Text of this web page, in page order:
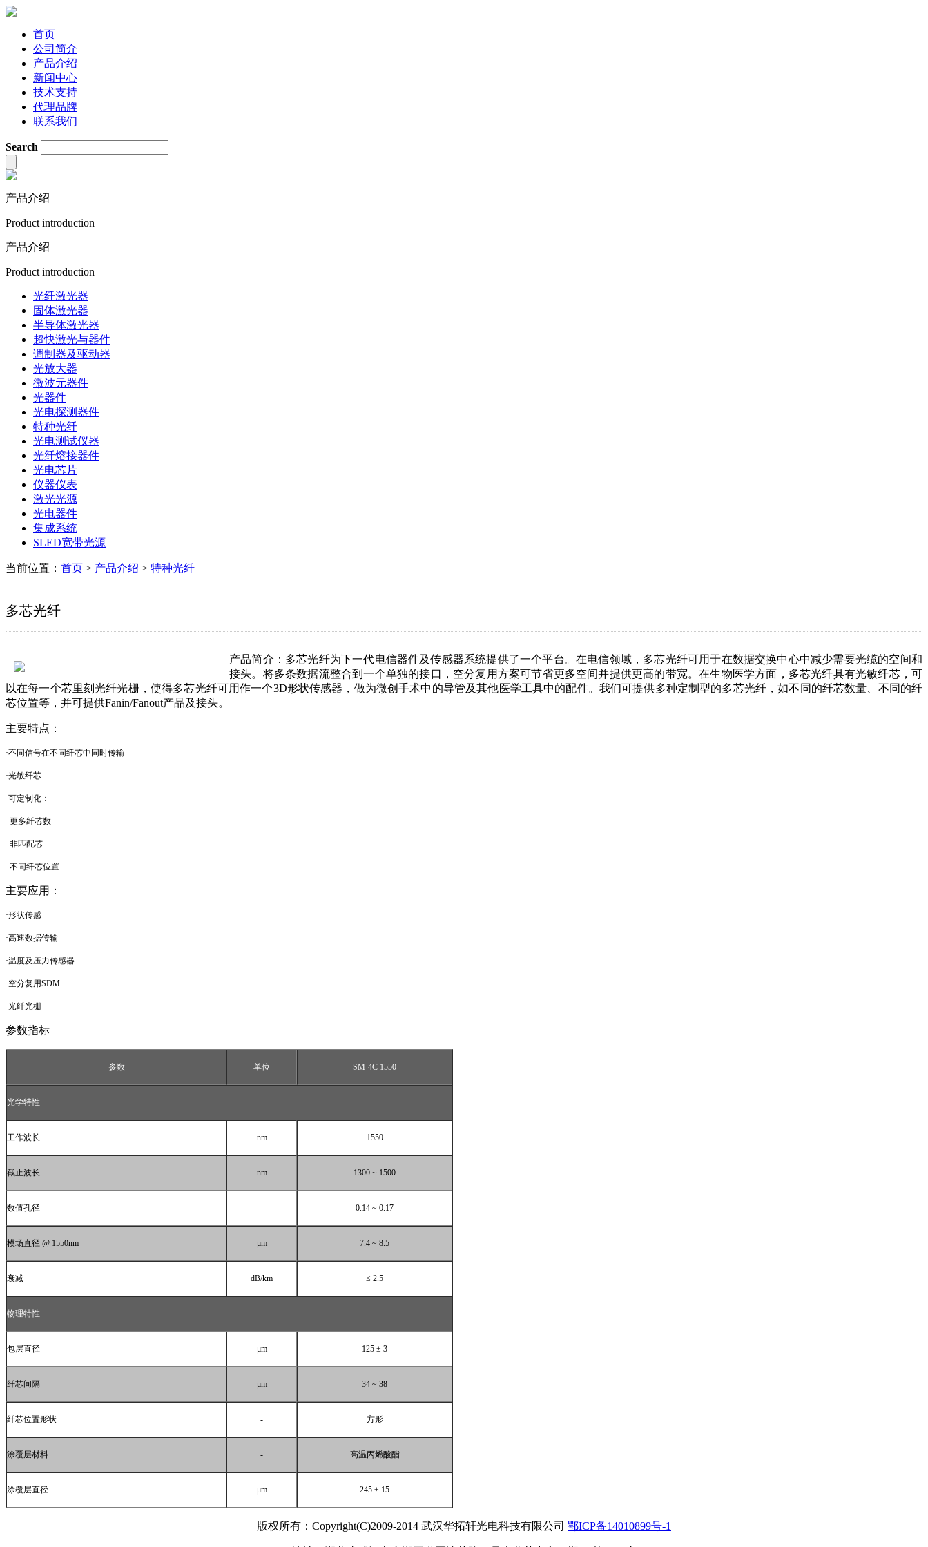
首页
公司简介
产品介绍
新闻中心
技术支持
代理品牌
联系我们
Search
产品介绍
Product introduction
产品介绍
Product introduction
光纤激光器
固体激光器
半导体激光器
超快激光与器件
调制器及驱动器
光放大器
微波元器件
光器件
光电探测器件
特种光纤
光电测试仪器
光纤熔接器件
光电芯片
仪器仪表
激光光源
光电器件
集成系统
SLED宽带光源
当前位置： 首页 > 产品介绍 > 特种光纤
多芯光纤
产品简介： 多芯光纤为下一代电信器件及传感器系统提供了一个平台。在电信领域，多芯光纤可用于在数据交换中心中减少需要光缆的空间和
接头。将多条数据流整合到一个单独的接口，空分复用方案可节省更多空间并提供更高的带宽。在生物医学方面，多芯光纤具有光敏纤芯，可
以在每一个芯里刻光纤光栅，使得多芯光纤可用作一个3D形状传感器，做为微创手术中的导管及其他医学工具中的配件。我们可提供多种定制型的多芯光纤，如不同的纤芯数量、不同的纤
芯位置等，并可提供Fanin/Fanout产品及接头。
主要特点：
·不同信号在不同纤芯中同时传输
·光敏纤芯
·可定制化：
更多纤芯数
非匹配芯
不同纤芯位置
主要应用：
·形状传感
·高速数据传输
·温度及压力传感器
·空分复用SDM
·光纤光栅
参数指标
参数 单位 SM-4C 1550
光学特性
工作波长 nm 1550
截止波长 nm 1300 ~ 1500
数值孔径 - 0.14 ~ 0.17
模场直径 @ 1550nm μm 7.4 ~ 8.5
衰减 dB/km ≤ 2.5
物理特性
包层直径 μm 125 ± 3
纤芯间隔 μm 34 ~ 38
纤芯位置形状 - 方形
涂覆层材料 - 高温丙烯酸酯
涂覆层直径 μm 245 ± 15
版权所有：Copyright(C)2009-2014 武汉华拓轩光电科技有限公司 鄂ICP备14010899号-1